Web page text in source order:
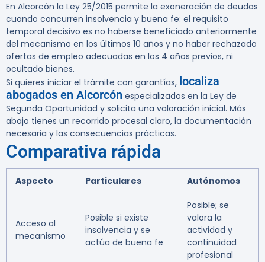
En Alcorcón la Ley 25/2015 permite la exoneración de deudas
cuando concurren insolvencia y buena fe: el requisito
temporal decisivo es no haberse beneficiado anteriormente
del mecanismo en los últimos 10 años y no haber rechazado
ofertas de empleo adecuadas en los 4 años previos, ni
ocultado bienes.
Si quieres iniciar el trámite con garantías, localiza
abogados en Alcorcón especializados en la Ley de
Segunda Oportunidad y solicita una valoración inicial. Más
abajo tienes un recorrido procesal claro, la documentación
necesaria y las consecuencias prácticas.
Comparativa rápida
Aspecto Particulares Autónomos
Acceso al
mecanismo
Posible si existe
insolvencia y se
actúa de buena fe
Posible; se
valora la
actividad y
continuidad
profesional